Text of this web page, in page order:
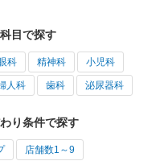
目で探す
科 精神科 小児科
人科 歯科 泌尿器科
り条件で探す
店舗数1～9